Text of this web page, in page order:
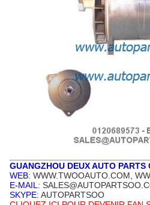
GUANGZHOU DEUX AUTO PARTS
WEB: WWW.TWOOAUTO.COM,
E-MAIL :
SKYPE: AUTOPARTSOO